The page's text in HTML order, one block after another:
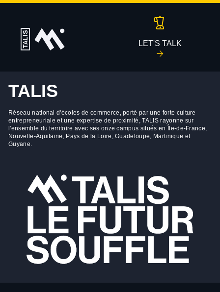
LET'S TALK
TALIS
Réseau national d'écoles de commerce, porté par une forte culture
entrepreneuriale et une expertise de proximité, TALIS rayonne sur
l'ensemble du territoire avec ses onze campus situés en Île-de-France,
Nouvelle-Aquitaine, Pays de la Loire, Guadeloupe, Martinique et
Guyane.